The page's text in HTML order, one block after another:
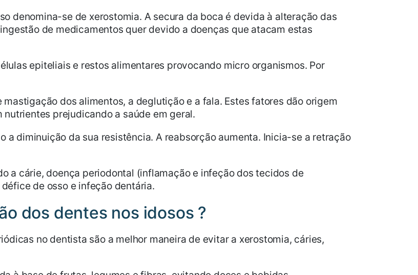
denomina-se de xerostomia. A secura da boca é devida à alteração das
de medicamentos quer devido a doenças que atacam estas
epiteliais e restos alimentares provocando micro organismos. Por
dos alimentos, a deglutição e a fala. Estes fatores dão origem
prejudicando a saúde em geral.
a diminuição da sua resistência. A reabsorção aumenta. Inicia-se a retração
a cárie, doença periodontal (inflamação e infeção dos tecidos de
de osso e infeção dentária.
dos dentes nos idosos ?
no dentista são a melhor maneira de evitar a xerostomia, cáries,